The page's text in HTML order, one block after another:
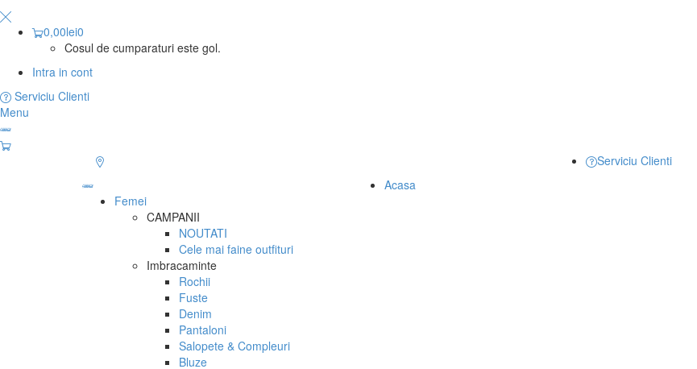
0,00lei0
Cosul de cumparaturi este gol.
Intra in cont
Serviciu Clienti
Menu
Serviciu Clienti
Acasa
Femei
CAMPANII
NOUTATI
Cele mai faine outfituri
Imbracaminte
Rochii
Fuste
Denim
Pantaloni
Salopete & Compleuri
Bluze